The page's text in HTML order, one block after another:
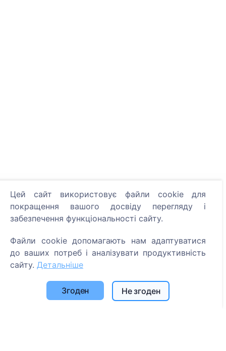
Інформація
Події
Список муніципалітетів та користувачів
Політика платежів
Цей сайт використовує файли cookie для
покращення вашого досвіду перегляду і
забезпечення функціональності сайту.
Файли cookie допомагають нам адаптуватися
до ваших потреб і аналізувати продуктивність
сайту. Детальніше
Згоден Не згоден